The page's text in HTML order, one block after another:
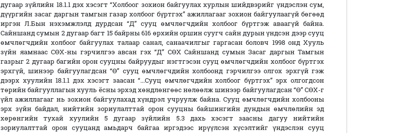
дугаар зүйлийн 18.1.1 дэх хэсэгт “Холбоог зохион байгуулах хурлын шийдвэрийг үндэслэн сум,
дүүргийн засаг даргын тамгын газар холбоог бүртгэх” ажиллагааг зохион байгуулаагүй бөгөөд
иргэн Л.Бын нэхэмжлэлд дурдсан “Д” сууц өмчлөгчдийн холбоог бүртгэж аваагүй байна.
Сайншанд сумын 2 дугаар багт 15 байрны 616 өрхийн оршин суугч сайн дурын үндсэн дээр сууц
өмчлөгчдийн холбоог байгуулах талаар санал, санаачилгыг гаргасан боловч 1998 онд Хууль
зүйн яамнаас СӨХ-ны гэрчилгээ авсан гэх “Д” СӨХ Сайншанд сумын Засаг даргын Тамгын
газрыг 2 дугаар багийн орон сууцны байруудыг нэгтгэсэн сууц өмчлөгчдийн холбоог бүртгэх
эрхгүй, шинээр байгуулагдсан “Ө” сууц өмчлөгчдийн холбоонд гэрчилгээ олгох эрхгүй гэж
дээрх хуулийн 18.1.1 дэх хэсэгт заасан “...Сууц өмчлөгчдийн холбоог бүртгэх” эрх олгогдсон
төрийн байгууллагын хууль ёсны эрхэд хөндлөнгөөс нөлөөлж шинээр байгуулагдсан “Ө” СӨХ-г
үйл ажиллагааг нь зохион байгуулахад хүндрэл учруулж байна. Сууц өмчлөгчдийн холбооны
эрх зүйн байдал, нийтийн зориулалттай орон сууцны байшингийн дундын өмчлөлийн эд
хөрөнгийн тухай хуулийн 5 дугаар зүйлийн 5.3 дахь хэсэгт заасны дагуу нийтийн
зориулалттай орон сууцанд амьдарч байгаа иргэдээс ирүүлсэн хүсэлтийг үндэслэн сууц